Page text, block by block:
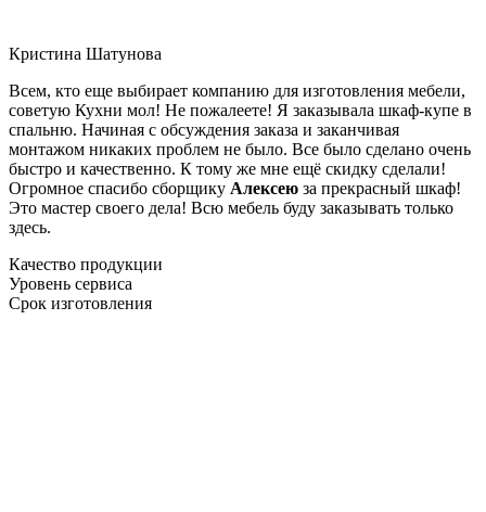
Кристина Шатунова
Всем, кто еще выбирает компанию для изготовления мебели,
советую Кухни мол! Не пожалеете! Я заказывала шкаф-купе в
спальню. Начиная с обсуждения заказа и заканчивая
монтажом никаких проблем не было. Все было сделано очень
быстро и качественно. К тому же мне ещё скидку сделали!
Огромное спасибо сборщику Алексею за прекрасный шкаф!
Это мастер своего дела! Всю мебель буду заказывать только
здесь.
Качество продукции
Уровень сервиса
Срок изготовления